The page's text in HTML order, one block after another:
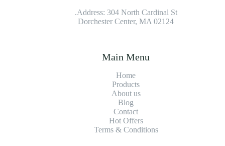
Address: 304 North Cardinal St.
Dorchester Center, MA 02124
Main Menu
Home
Products
About us
Blog
Contact
Hot Offers
Terms & Conditions